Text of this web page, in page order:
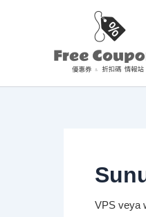
VPS veya